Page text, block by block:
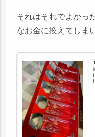
それはそれでよかっ
なお金に換えてしま